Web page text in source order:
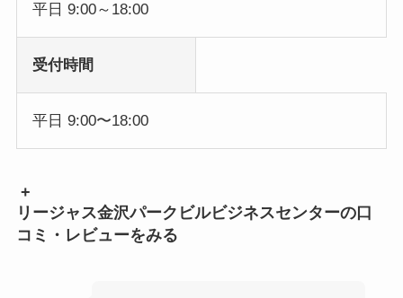
平日 9:00～18:00
受付時間
平日 9:00〜18:00
+
リージャス金沢パークビルビジネスセンターの口
コミ・レビューをみる